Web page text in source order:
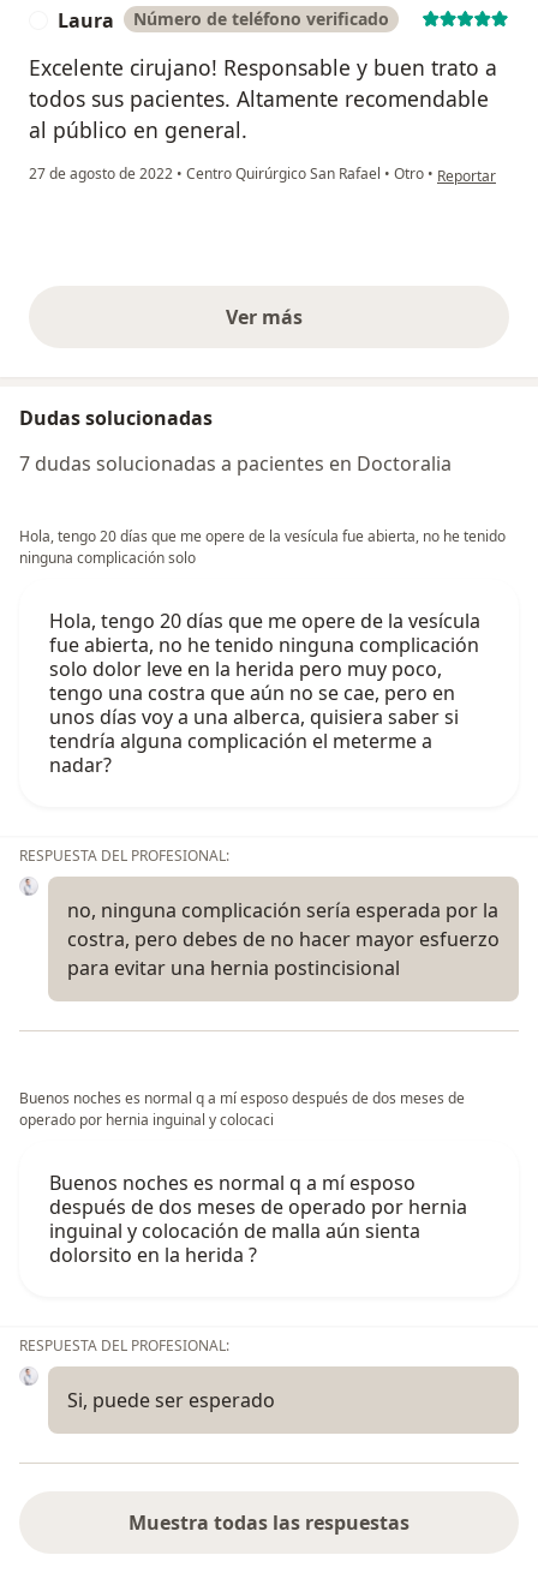
Laura Número de teléfono verificado
Excelente cirujano! Responsable y buen trato a
todos sus pacientes. Altamente recomendable
al público en general.
27 de agosto de 2022 • Centro Quirúrgico San Rafael • Otro • en opinión del
Reportar
Ver másopiniones anteriores
Dudas solucionadas
7 dudas solucionadas a pacientes en Doctoralia
Hola, tengo 20 días que me opere de la vesícula fue abierta, no he tenido
ninguna complicación solo
Hola, tengo 20 días que me opere de la vesícula
fue abierta, no he tenido ninguna complicación
solo dolor leve en la herida pero muy poco,
tengo una costra que aún no se cae, pero en
unos días voy a una alberca, quisiera saber si
tendría alguna complicación el meterme a
nadar?
RESPUESTA DEL PROFESIONAL:
no, ninguna complicación sería esperada por la
costra, pero debes de no hacer mayor esfuerzo
para evitar una hernia postincisional
Buenos noches es normal q a mí esposo después de dos meses de
operado por hernia inguinal y colocaci
Buenos noches es normal q a mí esposo
después de dos meses de operado por hernia
inguinal y colocación de malla aún sienta
dolorsito en la herida ?
RESPUESTA DEL PROFESIONAL:
Si, puede ser esperado
Muestra todas las respuestas